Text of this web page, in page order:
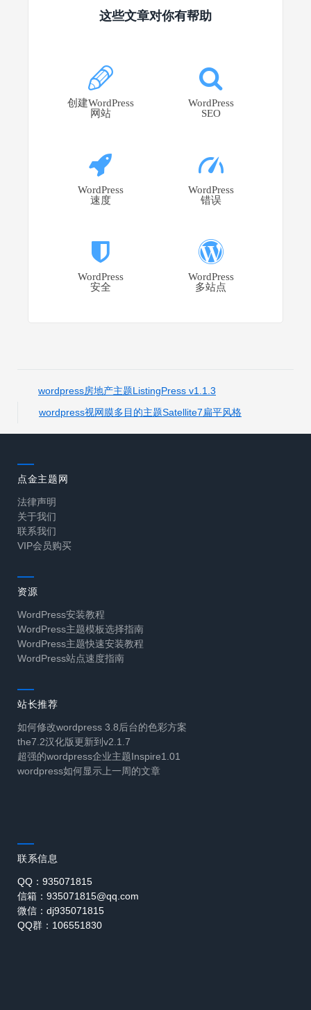
这些文章对你有帮助
创建WordPress
网站
WordPress
SEO
WordPress
速度
WordPress
错误
WordPress
安全
WordPress
多站点
wordpress房地产主题ListingPress v1.1.3
wordpress视网膜多目的主题Satellite7扁平风格
点金主题网
法律声明
关于我们
联系我们
VIP会员购买
资源
WordPress安装教程
WordPress主题模板选择指南
WordPress主题快速安装教程
WordPress站点速度指南
站长推荐
如何修改wordpress 3.8后台的色彩方案
the7.2汉化版更新到v2.1.7
超强的wordpress企业主题Inspire1.01
wordpress如何显示上一周的文章
联系信息
QQ：935071815
信箱：935071815@qq.com
微信：dj935071815
QQ群：106551830